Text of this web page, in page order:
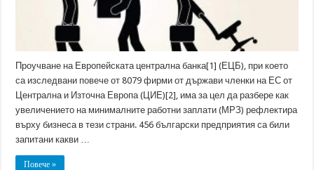
Проучване на Европейската централна банка[1] (ЕЦБ), при което
са изследвани повече от 8079 фирми от държави членки на ЕС от
Централна и Източна Европа (ЦИЕ)[2], има за цел да разбере как
увеличението на минималните работни заплати (МРЗ) рефлектира
върху бизнеса в тези страни. 456 български предприятия са били
запитани какви …
Повече »